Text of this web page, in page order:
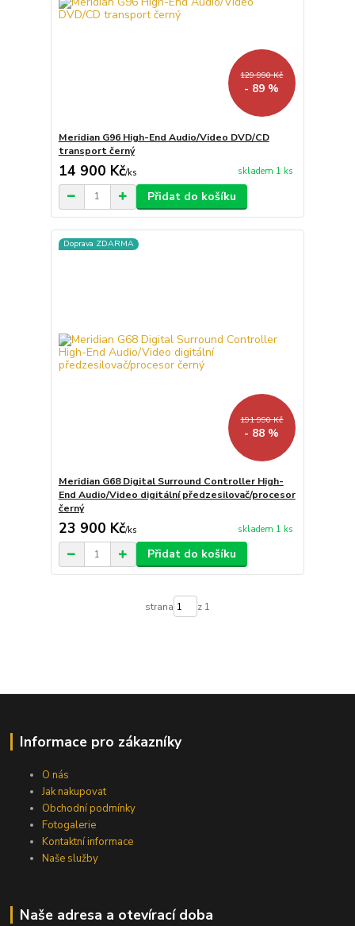
129 990 Kč
- 89 %
Meridian G96 High-End Audio/Video DVD/CD
transport černý
14 900 Kč/ks skladem 1 ks
Přidat do košíku
Doprava ZDARMA
191 990 Kč
- 88 %
Meridian G68 Digital Surround Controller High-
End Audio/Video digitální předzesilovač/procesor
černý
23 900 Kč/ks skladem 1 ks
Přidat do košíku
strana z 1
Informace pro zákazníky
O nás
Jak nakupovat
Obchodní podmínky
Fotogalerie
Kontaktní informace
Naše služby
Naše adresa a otevírací doba